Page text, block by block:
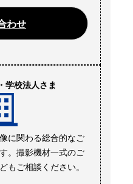
わせ
学校法人さま
に関わる総合的なご
。撮影機材一式のご
もご相談ください。